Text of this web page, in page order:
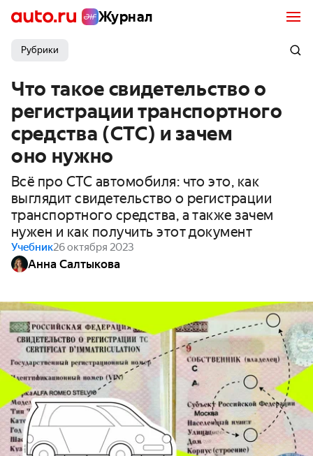
Журнал
Рубрики
Что такое свидетельство о
регистрации транспортного
средства (СТС) и зачем
оно нужно
Всё про СТС автомобиля: что это, как
выглядит свидетельство о регистрации
транспортного средства, а также зачем
нужен и как получить этот документ
Учебник26 октября 2023
Анна Салтыкова